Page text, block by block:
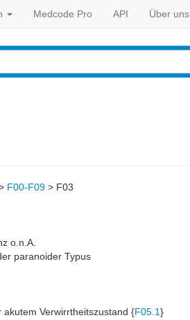
Medcode Pro API Über uns
F00-F09 > F03
o.n.A.
paranoider Typus
Verwirrtheitszustand {F05.1}